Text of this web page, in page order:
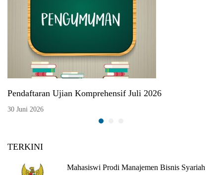
Pendaftaran Ujian Komprehensif Juli 2026
30 Juni 2026
TERKINI
Mahasiswi Prodi Manajemen Bisnis Syariah